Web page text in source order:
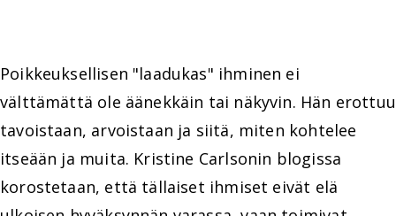
Poikkeuksellisen "laadukas" ihminen ei
välttämättä ole äänekkäin tai näkyvin. Hän erottuu
tavoistaan, arvoistaan ja siitä, miten kohtelee
itseään ja muita. Kristine Carlsonin blogissa
korostetaan, että tällaiset ihmiset eivät elä